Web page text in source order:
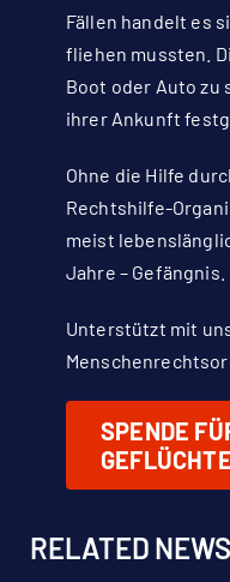
Fällen handelt es
fliehen mussten.
Boot oder Auto zu
ihrer Ankunft
Ohne die Hilfe
Rechtshilfe-
meist
Jahre – Gefängnis.
Unterstützt mit
SPENDE
RELATED NEWS